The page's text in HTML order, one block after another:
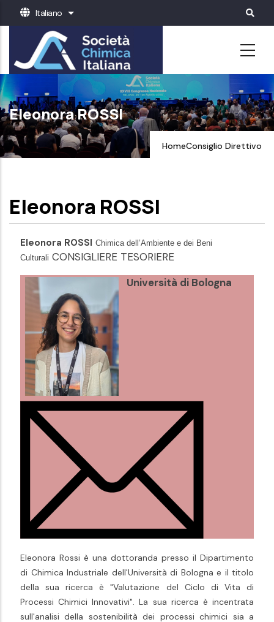
Salta
contenuto
principale
Italiano Mostra ulteriori azioni
Eleonora ROSSI
HomeConsiglio Direttivo
Eleonora ROSSI
Eleonora ROSSI Chimica dell’Ambiente e dei Beni
Culturali CONSIGLIERE TESORIERE
Università di Bologna
Eleonora Rossi è una dottoranda presso il Dipartimento
di Chimica Industriale dell'Università di Bologna e il titolo
della sua ricerca è "Valutazione del Ciclo di Vita di
Processi Chimici Innovativi". La sua ricerca è incentrata
sull'analisi della sostenibilità dei processi chimici sia a